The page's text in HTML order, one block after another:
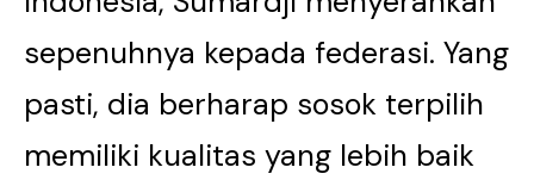
sepenuhnya kepada federasi. Yang
pasti, dia berharap sosok terpilih
memiliki kualitas yang lebih baik